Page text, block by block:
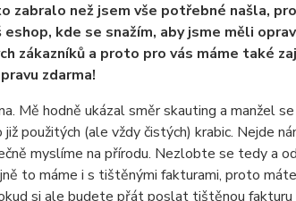
zabralo než jsem vše potřebné našla,
kde se snažím, aby jsme měli
zákazníků a proto pro vás máme také
zdarma!
Mě hodně ukázal směr skauting a manžel
použitých (ale vždy čistých) krabic. Nejde
myslíme na přírodu. Nezlobte se tedy a
to máme i s tištěnými fakturami, proto
si ale budete přát poslat tištěnou